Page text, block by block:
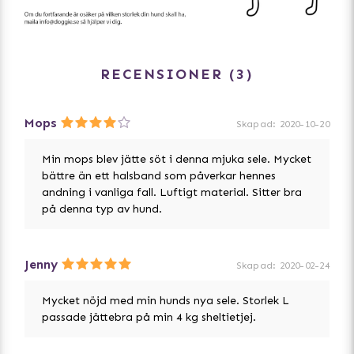
- XS: > 2 kg - Mindre Chihuahua eller hundvalp
- S: ca 2-4 kg - Chihuahua, Yorkshire terrier, Malteser
- XL: ca 15-20 kg - Staffordshire Bullterrier
RECENSIONER 3
Mops Skapad: 2020-10-20
Min mops blev jätte söt i denna mjuka sele. Mycket
bättre än ett halsband som påverkar hennes
andning i vanliga fall. Luftigt material. Sitter bra
på denna typ av hund.
Jenny Skapad: 2020-02-24
Mycket nöjd med min hunds nya sele. Storlek L
passade jättebra på min 4 kg sheltietjej.